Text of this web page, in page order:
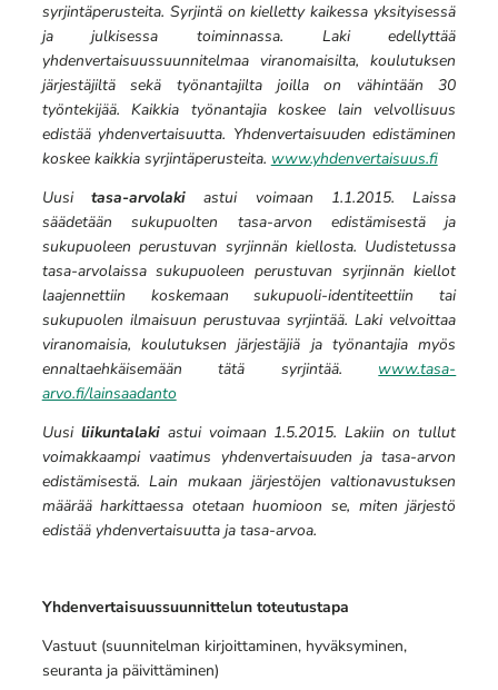
syrjintäperusteita. Syrjintä on kielletty kaikessa yksityisessä
ja julkisessa toiminnassa. Laki edellyttää
yhdenvertaisuussuunnitelmaa viranomaisilta, koulutuksen
järjestäjiltä sekä työnantajilta joilla on vähintään 30
työntekijää. Kaikkia työnantajia koskee lain velvollisuus
edistää yhdenvertaisuutta. Yhdenvertaisuuden edistäminen
koskee kaikkia syrjintäperusteita. www.yhdenvertaisuus.fi
Uusitasa-arvolaki astui voimaan 1.1.2015. Laissa
säädetään sukupuolten tasa-arvon edistämisestä ja
sukupuoleen perustuvan syrjinnän kiellosta. Uudistetussa
tasa-arvolaissa sukupuoleen perustuvan syrjinnän kiellot
laajennettiin koskemaan sukupuoli-identiteettiin tai
sukupuolen ilmaisuun perustuvaa syrjintää. Laki velvoittaa
viranomaisia, koulutuksen järjestäjiä ja työnantajia myös
ennaltaehkäisemään tätä syrjintää. www.tasa-
arvo.fi/lainsaadanto
Uusi liikuntalakiastui voimaan 1.5.2015. Lakiin on tullut
voimakkaampi vaatimus yhdenvertaisuuden ja tasa-arvon
edistämisestä. Lain mukaan järjestöjen valtionavustuksen
määrää harkittaessa otetaan huomioon se, miten järjestö
edistää yhdenvertaisuutta ja tasa-arvoa.
Yhdenvertaisuussuunnittelun toteutustapa
Vastuut (suunnitelman kirjoittaminen, hyväksyminen,
seuranta ja päivittäminen)